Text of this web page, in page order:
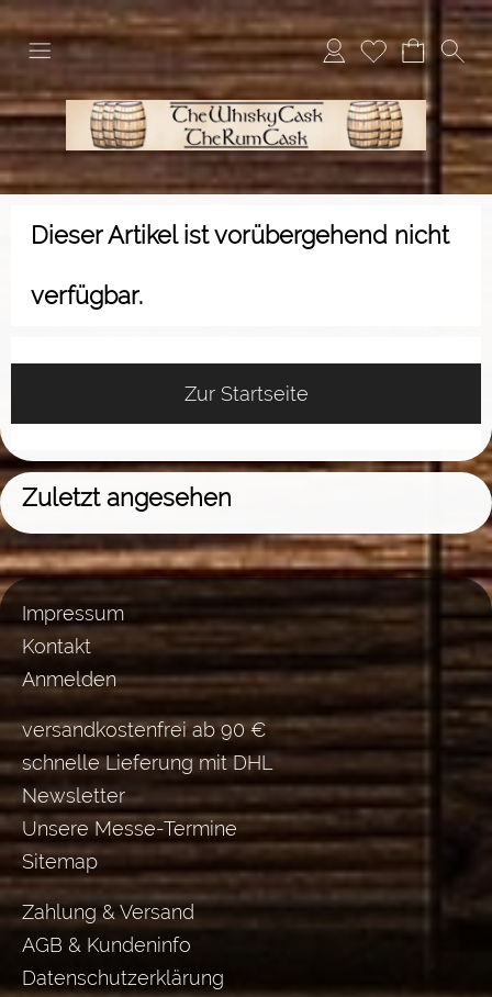
Dieser Artikel ist vorübergehend nicht
verfügbar.
Zur Startseite
Zuletzt angesehen
Impressum
Kontakt
Anmelden
versandkostenfrei ab 90 €
schnelle Lieferung mit DHL
Newsletter
Unsere Messe-Termine
Sitemap
Zahlung & Versand
AGB & Kundeninfo
Datenschutzerklärung